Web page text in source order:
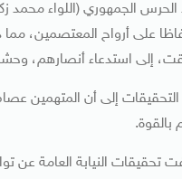
الجمهوري (اللواء محمد
على أرواح المعتصمين،
إلى استدعاء أنصارهم،
إلى أن المتهمين
بالقوة.
تحقيقات النيابة العامة عن